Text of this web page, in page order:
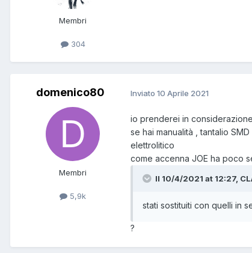
Membri
304
domenico80
Membri
5,9k
Inviato 10 Aprile 2021
io prenderei in
se hai manualità , tantalio
elettrolitico
come accenna JOE ha poco
Il 10/4/2021 at 12:27,
stati sostituiti con quelli in
?